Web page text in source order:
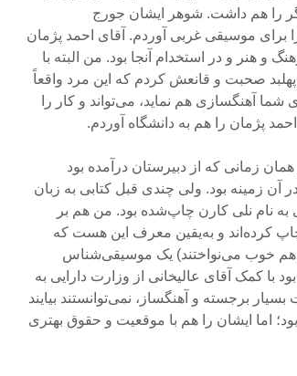
را هم داشت. شوهر ایشان جورج
برای موسیقی غربی آوردم. آقای احمد پژمان
و هنر و در استخدام آنجا بود. من البته با
صحبت و قانعش کردم که این مرد واقعاً
آهنگسازی هم نماید، می‌تواند و کار را
پژمان را هم به دانشگاه آوردم.
زمانی که از دبیرستان درآمده بود
آن زمینه بود. ولی چندی قبل کتابی به زبان
به نام نلی کارن چاپ‌شده بود. من هم بر
چاپ کرده‌اند و به‌یقین معرف این هست که
هم خوب می‌نواختند) یک موسیقی‌شناس
با کمک آقای عالیخانی از وزارت دارایی به
برجسته و آهنگساز، نمی‌توانستند بیایند
اما ایشان را هم با موقعیت و حقوق بهتری